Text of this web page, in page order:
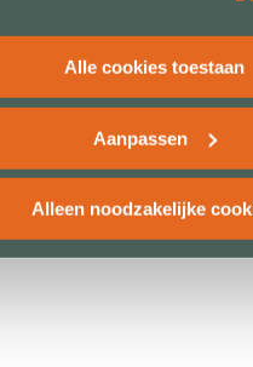
Alle cookies toestaan
Aanpassen
Alleen noodzakelijke